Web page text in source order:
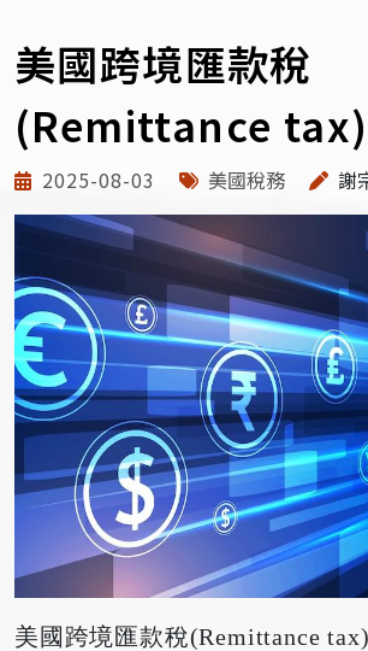
美國跨境匯款稅
(Remittance
2025-08-03 美國稅務 謝
美國跨境匯款稅(Remittance